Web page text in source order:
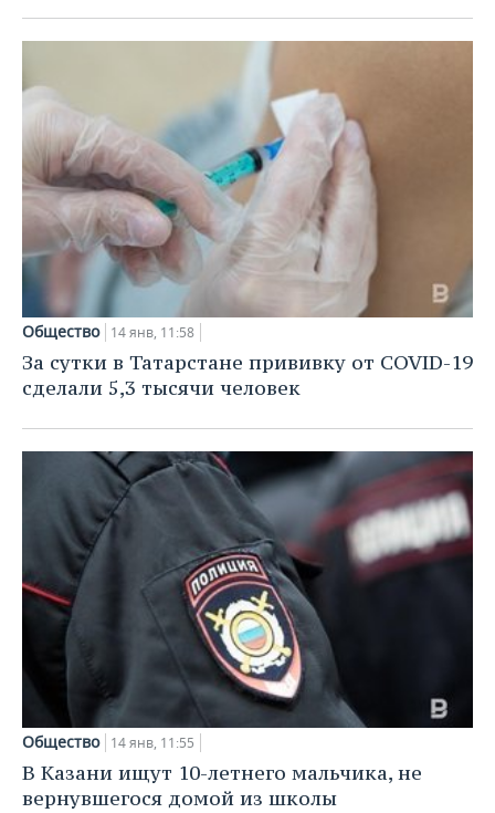
Общество 14 янв, 11:58
За сутки в Татарстане прививку от COVID-19
сделали 5,3 тысячи человек
Общество 14 янв, 11:55
В Казани ищут 10-летнего мальчика, не
вернувшегося домой из школы